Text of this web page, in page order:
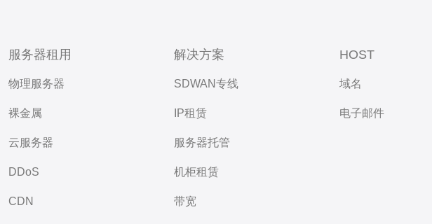
服务器租用
物理服务器
裸金属
云服务器
DDoS
CDN
解决方案
SDWAN专线
IP租赁
服务器托管
机柜租赁
带宽
HOST
域名
电子邮件